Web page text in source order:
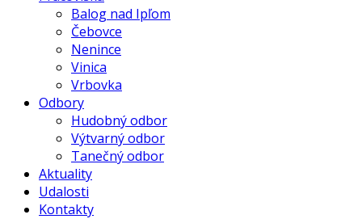
Balog nad Ipľom
Čebovce
Nenince
Vinica
Vrbovka
Odbory
Hudobný odbor
Výtvarný odbor
Tanečný odbor
Aktuality
Udalosti
Kontakty